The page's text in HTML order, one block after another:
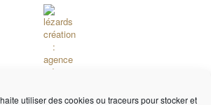
utiliser des cookies ou traceurs pour stocker et